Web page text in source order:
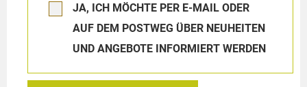
JA, ICH MÖCHTE PER E-MAIL ODER
AUF DEM POSTWEG ÜBER NEUHEITEN
UND ANGEBOTE INFORMIERT WERDEN